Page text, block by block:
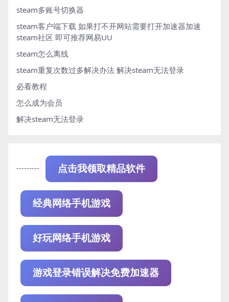
steam多账号切换器
steam客户端下载 如果打不开网站需要打开加速器加速
steam社区 即可推荐网易UU
steam怎么离线
steam重复次数过多解决办法 解决steam无法登录
必看教程
怎么成为会员
解决steam无法登录
--------- 点击我领取精品软件
经典网络手机游戏
好玩网络手机游戏
游戏登录错误解决免费加速器